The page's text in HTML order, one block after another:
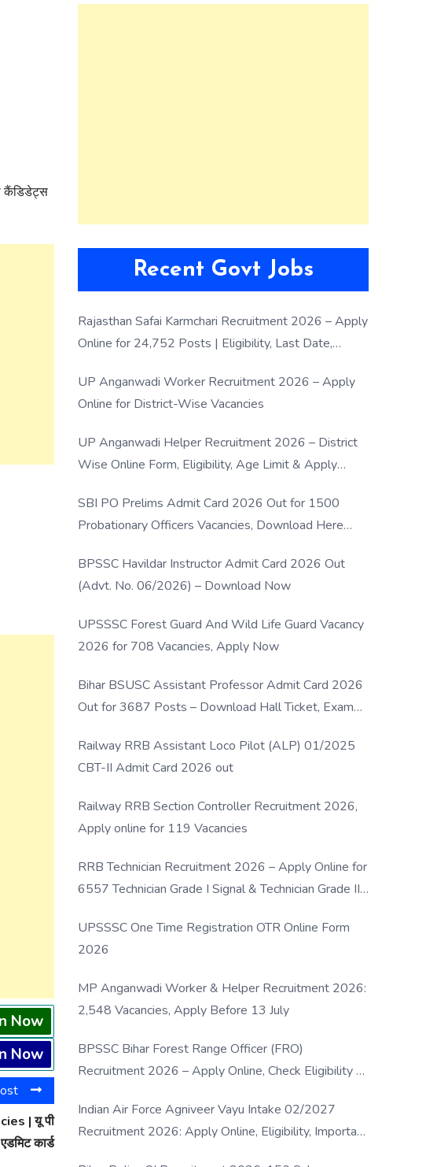
कैंडिडेट्स
Now
Now
| यू पी
कार्ड
Recent Govt Jobs
Rajasthan Safai Karmchari Recruitment 2026 – Apply
Online for 24,752 Posts | Eligibility, Last Date,
UP Anganwadi Worker Recruitment 2026 – Apply
Online for District-Wise Vacancies
UP Anganwadi Helper Recruitment 2026 – District
Wise Online Form, Eligibility, Age Limit & Apply
SBI PO Prelims Admit Card 2026 Out for 1500
Probationary Officers Vacancies, Download Here
BPSSC Havildar Instructor Admit Card 2026 Out
(Advt. No. 06/2026) – Download Now
UPSSSC Forest Guard And Wild Life Guard Vacancy
2026 for 708 Vacancies, Apply Now
Bihar BSUSC Assistant Professor Admit Card 2026
Out for 3687 Posts – Download Hall Ticket, Exam
Railway RRB Assistant Loco Pilot (ALP) 01/2025
CBT-II Admit Card 2026 out
Railway RRB Section Controller Recruitment 2026,
Apply online for 119 Vacancies
RRB Technician Recruitment 2026 – Apply Online for
6557 Technician Grade I Signal & Technician Grade III
UPSSSC One Time Registration OTR Online Form
2026
MP Anganwadi Worker & Helper Recruitment 2026:
2,548 Vacancies, Apply Before 13 July
BPSSC Bihar Forest Range Officer (FRO)
Recruitment 2026 – Apply Online, Check Eligibility &
Indian Air Force Agniveer Vayu Intake 02/2027
Recruitment 2026: Apply Online, Eligibility, Important